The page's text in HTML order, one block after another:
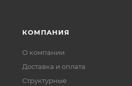
КОМПАНИЯ
О компании
Доставка и оплата
Структурные